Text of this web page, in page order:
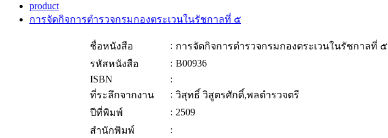
product
การจัดกิจการตำรวจกรมกองตระเวนในรัชกาลที่ ๕
ชื่อหนังสือ : การจัดกิจการตำรวจกรมกองตระเวนในรัชกาลที่ ๕
รหัสหนังสือ
: B00936
ISBN
:
ที่ระลึกจากงาน
: วิสุทธิ์ วิสูตรศักดิ์,พลตำรวจตรี
ปีที่พิมพ์
: 2509
สำนักพิมพ์
: